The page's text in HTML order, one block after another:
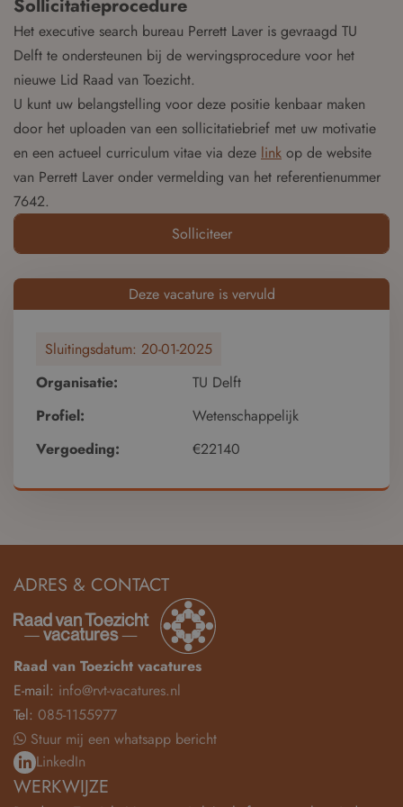
Sollicitatieprocedure
Het executive search bureau Perrett Laver is gevraagd TU
Delft te ondersteunen bij de wervingsprocedure voor het
nieuwe Lid Raad van Toezicht.
U kunt uw belangstelling voor deze positie kenbaar maken
door het uploaden van een sollicitatiebrief met uw motivatie
en een actueel curriculum vitae via deze link op de website
van Perrett Laver onder vermelding van het referentienummer
7642.
Solliciteer
Deze vacature is vervuld
Sluitingsdatum: 20-01-2025
Organisatie:
TU Delft
Profiel:
Wetenschappelijk
Vergoeding:
€22140
ADRES & CONTACT
Raad van Toezicht vacatures
E-mail: info@rvt-vacatures.nl
Tel: 085-1155977
Stuur mij een whatsapp bericht
LinkedIn
WERKWIJZE